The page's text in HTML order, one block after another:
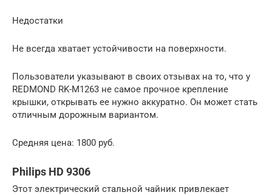
Недостатки
Не всегда хватает устойчивости на поверхности.
Пользователи указывают в своих отзывах на то, что у
REDMOND RK-M1263 не самое прочное крепление
крышки, открывать ее нужно аккуратно. Он может стать
отличным дорожным вариантом.
Средняя цена: 1800 руб.
Philips HD 9306
Этот электрический стальной чайник привлекает